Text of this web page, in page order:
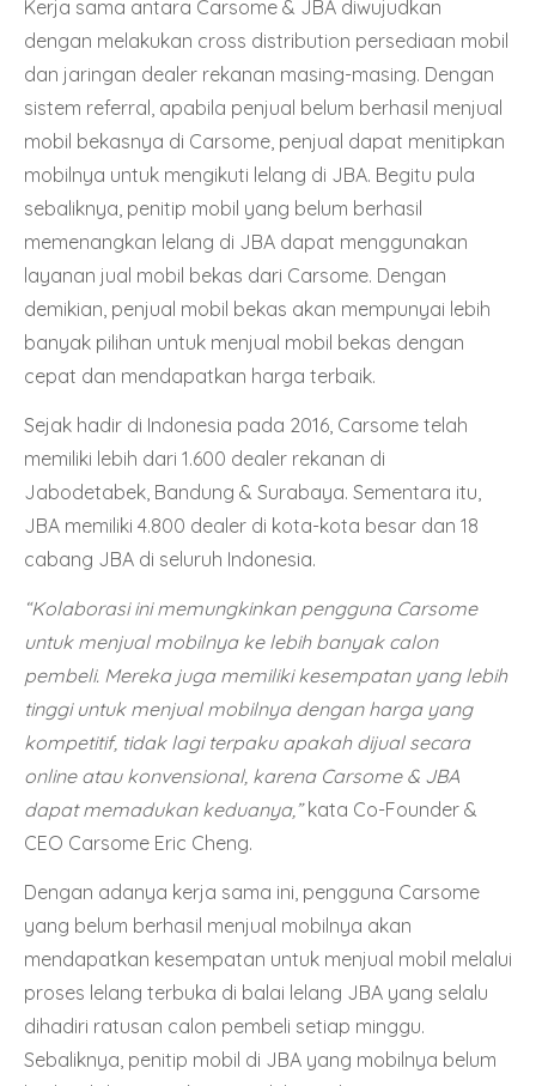
Kerja sama antara Carsome & JBA diwujudkan
dengan melakukan cross distribution persediaan mobil
dan jaringan dealer rekanan masing-masing. Dengan
sistem referral, apabila penjual belum berhasil menjual
mobil bekasnya di Carsome, penjual dapat menitipkan
mobilnya untuk mengikuti lelang di JBA. Begitu pula
sebaliknya, penitip mobil yang belum berhasil
memenangkan lelang di JBA dapat menggunakan
layanan jual mobil bekas dari Carsome. Dengan
demikian, penjual mobil bekas akan mempunyai lebih
banyak pilihan untuk menjual mobil bekas dengan
cepat dan mendapatkan harga terbaik.
Sejak hadir di Indonesia pada 2016, Carsome telah
memiliki lebih dari 1.600 dealer rekanan di
Jabodetabek, Bandung & Surabaya. Sementara itu,
JBA memiliki 4.800 dealer di kota-kota besar dan 18
cabang JBA di seluruh Indonesia.
“Kolaborasi ini memungkinkan pengguna Carsome
untuk menjual mobilnya ke lebih banyak calon
pembeli. Mereka juga memiliki kesempatan yang lebih
tinggi untuk menjual mobilnya dengan harga yang
kompetitif, tidak lagi terpaku apakah dijual secara
online atau konvensional, karena Carsome & JBA
dapat memadukan keduanya,”kata Co-Founder &
CEO Carsome Eric Cheng.
Dengan adanya kerja sama ini, pengguna Carsome
yang belum berhasil menjual mobilnya akan
mendapatkan kesempatan untuk menjual mobil melalui
proses lelang terbuka di balai lelang JBA yang selalu
dihadiri ratusan calon pembeli setiap minggu.
Sebaliknya, penitip mobil di JBA yang mobilnya belum